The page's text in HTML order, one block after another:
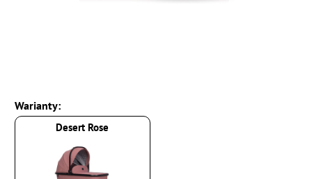
Warianty:
Desert Rose